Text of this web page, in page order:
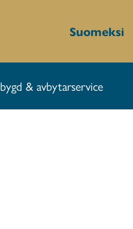
Suomeksi
& avbytarservice